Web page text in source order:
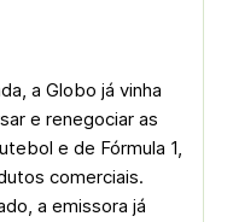
a Globo já vinha
e renegociar as
e de Fórmula 1,
comerciais.
a emissora já